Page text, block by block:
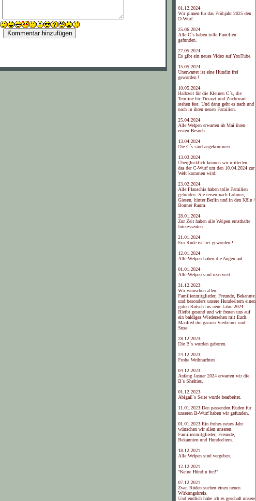
01.12.2024
Wir planen für das Frühjahr 2025 den
D-Wurf.
25.06.2024
Alle C`s haben tolle Familien
gefunden.
27.05.2024
Es gibt ein neues Video auf YouTube.
15.05.2024
Unerwartet ist eine Hündin frei
geworden !
10.05.2024
Halbzeit für die Kleinen C´s, die
Termine für Tierarzt und Zuchtwart
stehen fest. Und dann geht es nach und
nach in ihren neuen Familien.
25.04.2024
Alle Welpen erwarten ab Mai ihren
ersten Besuch.
13.04.2024
Die C`s sind angekommen.
13.03.2024
Überglücklich können wir mitteilen,
das der C-Wurf um den 10.04.2024 zur
Welt kommen wird.
23.02.2024
Alle Flauschis haben tolle Familien
gefunden. Sie reisen nach Lohmer,
Giesen, hinter Berlin und in den Köln /
Bonner Raum.
28.01.2024
Zur Zeit haben alle Welpen ernsthafte
Interessenten.
21.01.2024
Ein Rüde ist frei geworden !
12.01.2024
Alle Welpen haben die Augen auf.
01.01.2024
Alle Welpen sind reserviert.
31.12.2023
Wir wünschen allen
Familienmitglieder, Freunde, Bekannte
und besonders unsere Hundeeltern einen
guten Rutsch ins neue Jahre 2024.
Bleibt gesund und wir freuen uns auf
ein baldiges Wiedersehen mit Euch.
Manfred die ganzen Vierbeiner und
Suse
28.12.2023
Die B`s wurden geboren.
24.12.2023
Frohe Weihnachten
04.12.2023
Anfang Januar 2024 erwarten wir die
B`s Shelties.
01.12.2023
Abigail`s Seite wurde bearbeitet.
11.01.2023 Den passenden Rüden für
unseren B-Wurf haben wir gefunden.
01.01.2023 Ein frohes neues Jahr
wünschen wir allen unseren
Familienmitglieder, Freunde,
Bekannten und Hundeeltern.
18.12.2021
Alle Welpen sind vergeben.
12.12.2021
"Keine Hündin frei!"
07.12.2021
Zwei Rüden suchen einen neuen
Wirkungskreis.
Und endlich habe ich es geschaft unsere